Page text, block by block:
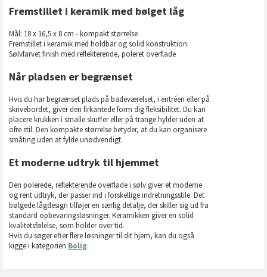
Fremstillet i keramik med bølget låg
Mål: 18 x 16,5 x 8 cm - kompakt størrelse
Fremstillet i keramik med holdbar og solid konstruktion
Sølvfarvet finish med reflekterende, poleret overflade
Når pladsen er begrænset
Hvis du har begrænset plads på badeværelset, i entréen eller på
skrivebordet, giver den firkantede form dig fleksibilitet. Du kan
placere krukken i smalle skuffer eller på trange hylder uden at
ofre stil. Den kompakte størrelse betyder, at du kan organisere
småting uden at fylde unødvendigt.
Et moderne udtryk til hjemmet
Den polerede, reflekterende overflade i sølv giver et moderne
og rent udtryk, der passer ind i forskellige indretningsstile. Det
bølgede lågdesign tilføjer en særlig detalje, der skiller sig ud fra
standard opbevaringsløsninger. Keramikken giver en solid
kvalitetsfølelse, som holder over tid.
Hvis du søger efter flere løsninger til dit hjem, kan du også
kigge i kategorien Bolig.